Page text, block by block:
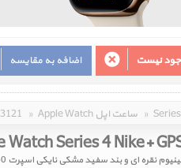
اضافه به مقایسه نیست
3121 » Apple Watch ساعت اپل »